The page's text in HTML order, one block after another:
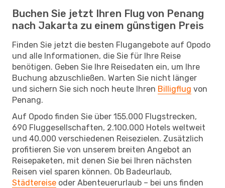
Buchen Sie jetzt Ihren Flug von Penang
nach Jakarta zu einem günstigen Preis
Finden Sie jetzt die besten Flugangebote auf Opodo
und alle Informationen, die Sie für Ihre Reise
benötigen. Geben Sie Ihre Reisedaten ein, um Ihre
Buchung abzuschließen. Warten Sie nicht länger
und sichern Sie sich noch heute Ihren Billigflug von
Penang.
Auf Opodo finden Sie über 155.000 Flugstrecken,
690 Fluggesellschaften, 2.100.000 Hotels weltweit
und 40.000 verschiedenen Reisezielen. Zusätzlich
profitieren Sie von unserem breiten Angebot an
Reisepaketen, mit denen Sie bei Ihren nächsten
Reisen viel sparen können. Ob Badeurlaub,
Städtereise oder Abenteuerurlaub – bei uns finden